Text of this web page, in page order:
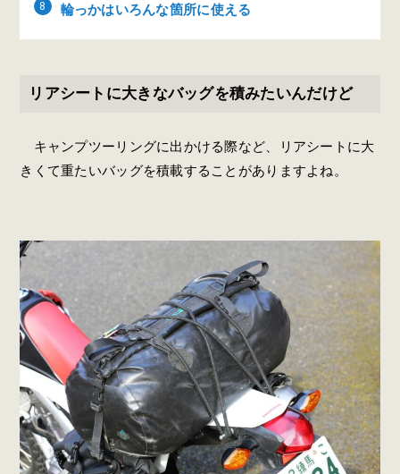
輪っかはいろんな箇所に使える
リアシートに大きなバッグを積みたいんだけど
キャンプツーリングに出かける際など、リアシートに大
きくて重たいバッグを積載することがありますよね。